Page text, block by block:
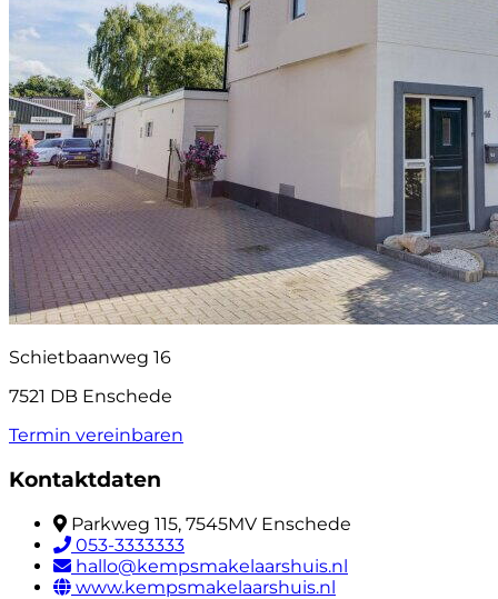
Schietbaanweg 16
7521 DB Enschede
Termin vereinbaren
Kontaktdaten
Parkweg 115, 7545MV Enschede
053-3333333
hallo@kempsmakelaarshuis.nl
www.kempsmakelaarshuis.nl